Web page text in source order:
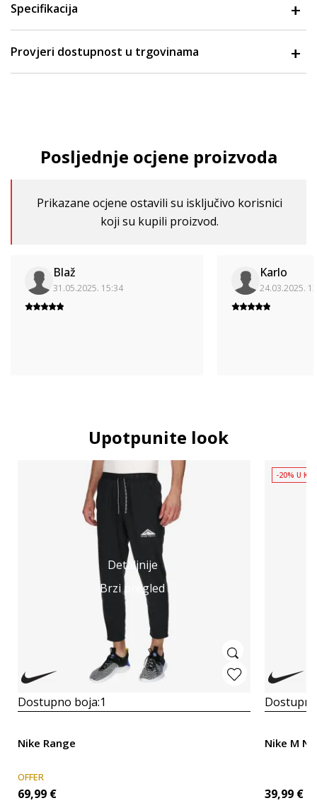
Specifikacija
Provjeri dostupnost u trgovinama
Posljednje ocjene proizvoda
Prikazane ocjene ostavili su isključivo korisnici
koji su kupili proizvod.
Blaž
31.05.2025. 15:34
Karlo
24.03.2025.
Upotpunite look
Detaljnije
Brzi pregled
Dostupno boja:1
Nike Range
OFFER
69,99 €
-20% U
Nike M
39,99 €